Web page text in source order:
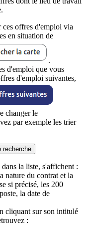
ces offres d'emploi via
en situation de
.
d'emploi que vous
d'emploi suivantes,
changer le
par exemple les trier
recherche
la liste, s'affichent :
nature du contrat et la
si précisé, les 200
la date de
cliquant sur son intitulé
: